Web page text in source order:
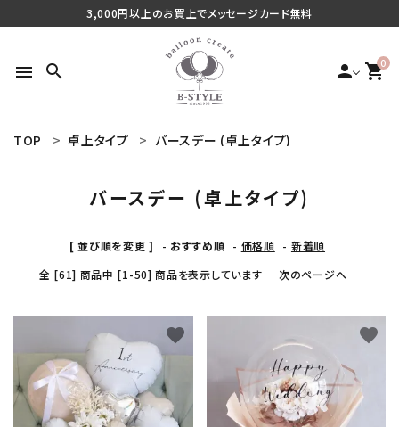
3,000円以上のお買上でメッセージカード無料
menu search person 0
shopping_cart
search
ご利用シーンから探す
価格から探す
コンテンツ
TOP 卓上タイプ バースデー (卓上タイプ)
バースデー (卓上タイプ)
[ 並び順を変更 ] - おすすめ順 - 価格順 - 新着順
全 [61] 商品中 [1-50] 商品を表示しています
次のページへ
favorite favorite